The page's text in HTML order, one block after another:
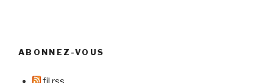
ABONNEZ-VOUS